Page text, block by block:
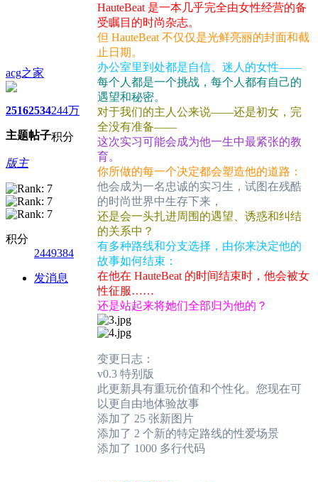
acg之家
2516
主题
2534
帖子
244万
积分
版主
积分
2449384
发消息
HauteBeat 是一本几乎完全由女性经营的备
受瞩目的时尚杂志。
但 HauteBeat 不仅仅是光鲜亮丽的封面和截
止日期。
办公室里到处都是自信、迷人的女性——
每个人都是一个挑战，每个人都有自己的
遇望和秘密。
对于我们的主人公来说——还是初女，完
全没有准备——
这次实习可能会成为他一生中最紧张的教
育。
你所做的每一个决定都会塑造他的道路：
他会成为一名忠诚的实习生，试图在残酷
的时尚世界中生存下来，
还是会一头扎进周围的遇望、诱惑和纠结
的关系中？
有多种路线和分支选择，由你来决定他的
故事如何结束：
在他在 HauteBeat 的时间结束时，他会被女
性征服……
还是站起来将她们全部归为他的？
变更日志：
v0.3 特别版
此更新具有重玩价值和个性化。您现在可
以更自由地体验故事
添加了 25 张新图片
添加了 2 个新的特定路线的性爱场景
添加了 1000 多行代码